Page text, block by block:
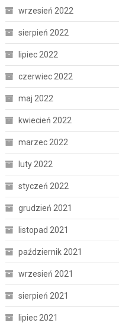
wrzesień 2022
sierpień 2022
lipiec 2022
czerwiec 2022
maj 2022
kwiecień 2022
marzec 2022
luty 2022
styczeń 2022
grudzień 2021
listopad 2021
październik 2021
wrzesień 2021
sierpień 2021
lipiec 2021